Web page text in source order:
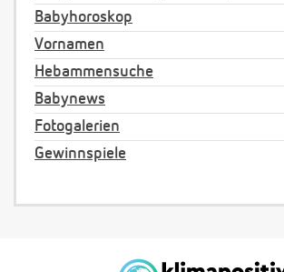
Babyhoroskop
Vornamen
Hebammensuche
Babynews
Fotogalerien
Gewinnspiele